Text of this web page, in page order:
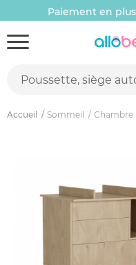
Paiement en
Accueil Sommeil Chambre